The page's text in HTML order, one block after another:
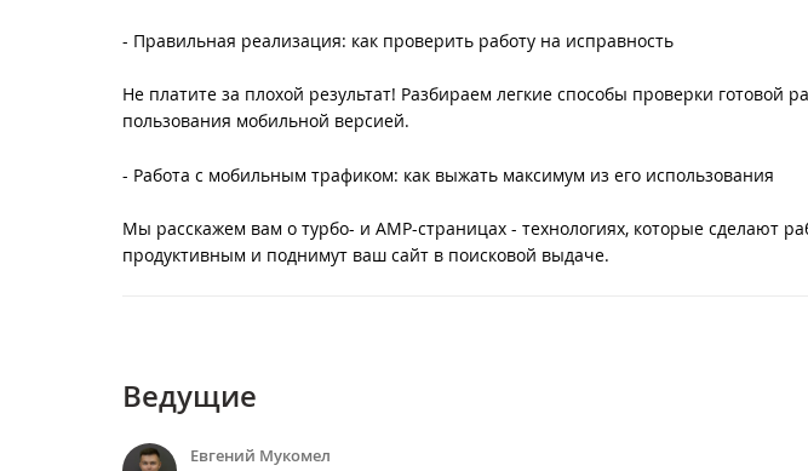
- Правильная реализация: как проверить работу на исправность
Не платите за плохой результат! Разбираем легкие способы проверки готовой
пользования мобильной версией.
- Работа с мобильным трафиком: как выжать максимум из его использования
Мы расскажем вам о турбо- и AMP-страницах - технологиях, которые сделают
продуктивным и поднимут ваш сайт в поисковой выдаче.
Ведущие
Евгений Мукомел